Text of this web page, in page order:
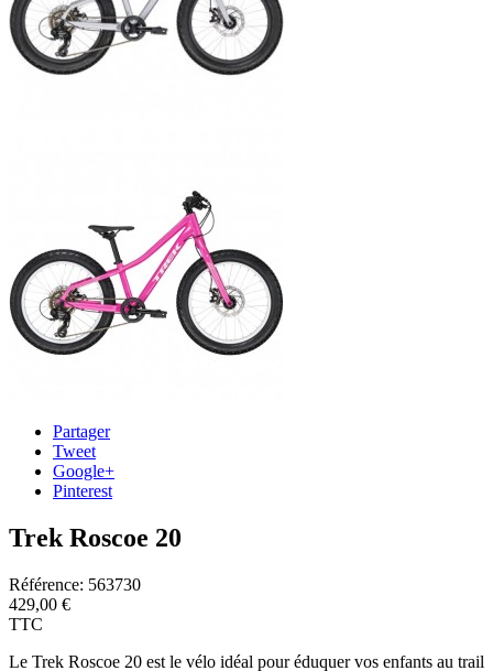
Partager
Tweet
Google+
Pinterest
Trek Roscoe 20
Référence: 563730
429,00 €
TTC
Le Trek Roscoe 20 est le vélo idéal pour éduquer vos enfants au trail